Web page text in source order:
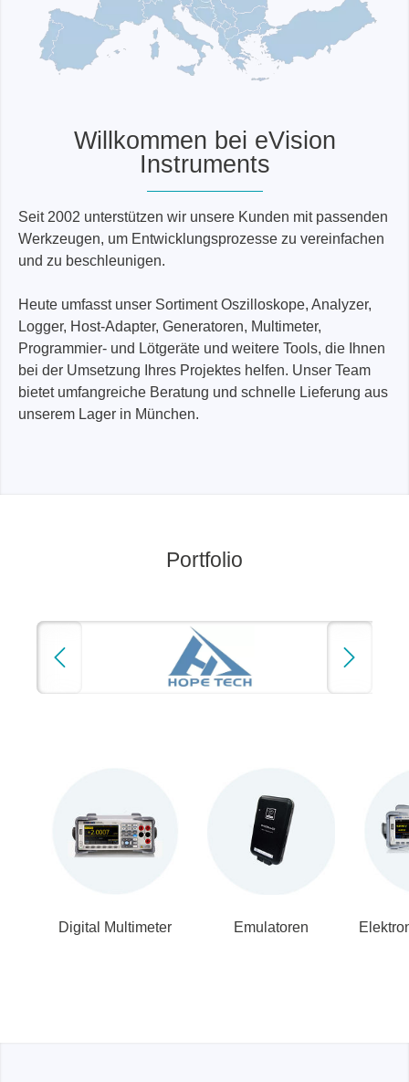
Willkommen bei eVision
Instruments
Seit 2002 unterstützen wir unsere Kunden mit passenden
Werkzeugen, um Entwicklungsprozesse zu vereinfachen
und zu beschleunigen.
Heute umfasst unser Sortiment Oszilloskope, Analyzer,
Logger, Host-Adapter, Generatoren, Multimeter,
Programmier- und Lötgeräte und weitere Tools, die Ihnen
bei der Umsetzung Ihres Projektes helfen. Unser Team
bietet umfangreiche Beratung und schnelle Lieferung aus
unserem Lager in München.
Portfolio
Digital Multimeter Emulatoren